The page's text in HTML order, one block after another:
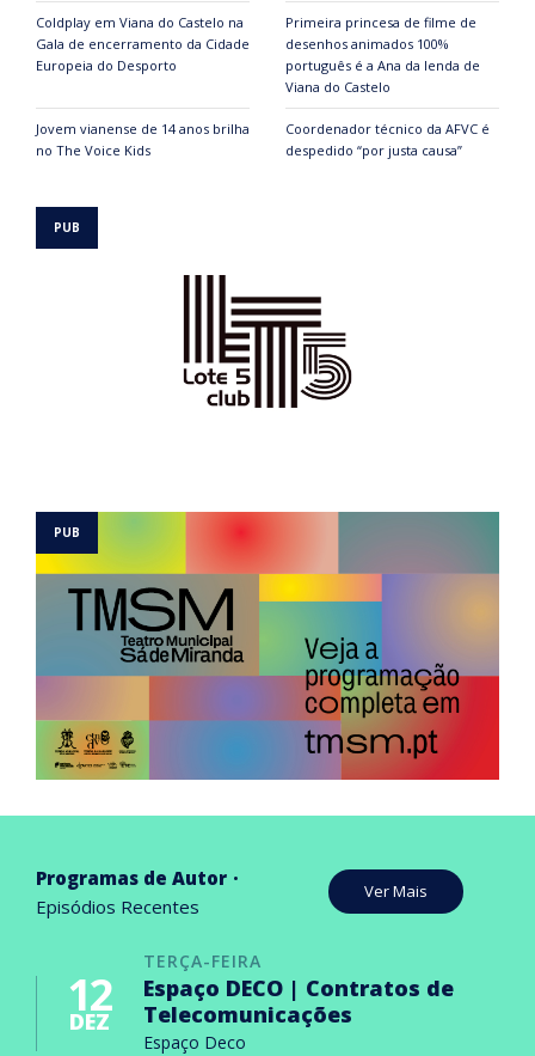
Coldplay em Viana do Castelo na
Gala de encerramento da Cidade
Europeia do Desporto
Primeira princesa de filme de
desenhos animados 100%
português é a Ana da lenda de
Viana do Castelo
Jovem vianense de 14 anos brilha
no The Voice Kids
Coordenador técnico da AFVC é
despedido “por justa causa”
Programas de Autor
Episódios Recentes
Ver Mais
TERÇA-FEIRA
12
DEZ
Espaço DECO | Contratos de
Telecomunicações
Espaço Deco